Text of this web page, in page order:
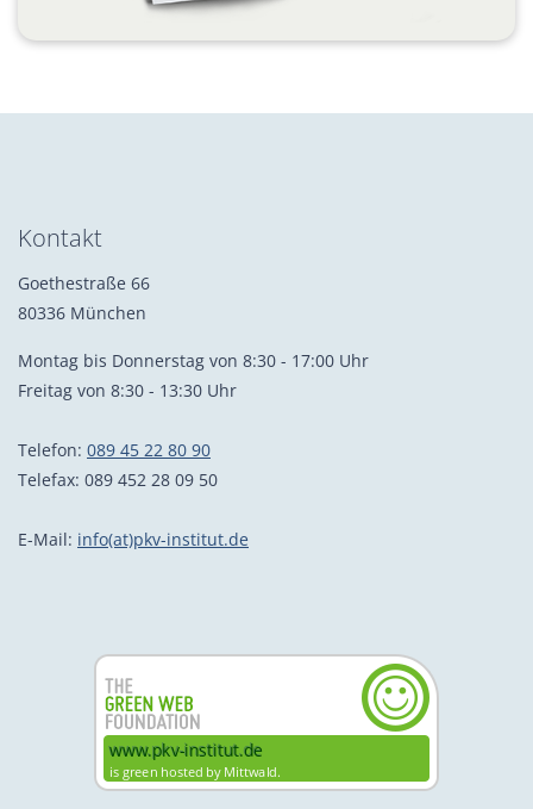
Kontakt
Goethestraße 66
80336 München
Montag bis Donnerstag von 8:30 - 17:00 Uhr
Freitag von 8:30 - 13:30 Uhr
Telefon: 089 45 22 80 90
Telefax: 089 452 28 09 50
E-Mail: info(at)pkv-institut.de